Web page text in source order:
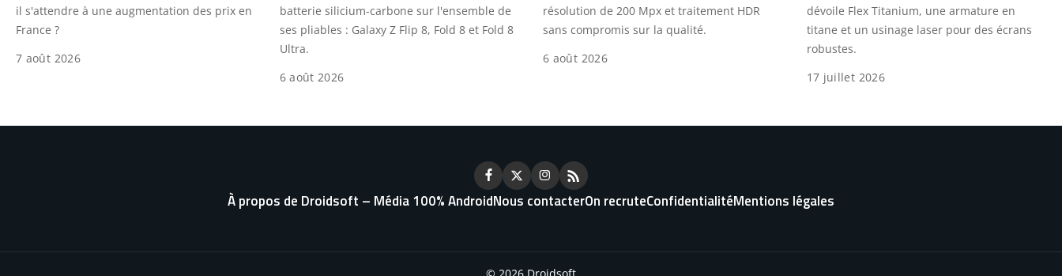
il s'attendre à une augmentation des prix en
France ?
7 août 2026
batterie silicium-carbone sur l'ensemble de
ses pliables : Galaxy Z Flip 8, Fold 8 et Fold 8
Ultra.
6 août 2026
résolution de 200 Mpx et traitement HDR
sans compromis sur la qualité.
6 août 2026
dévoile Flex Titanium, une armature en
titane et un usinage laser pour des écrans
robustes.
17 juillet 2026
À propos de Droidsoft – Média 100% AndroidNous contacterOn recruteConfidentialitéMentions légales
© 2026 Droidsoft